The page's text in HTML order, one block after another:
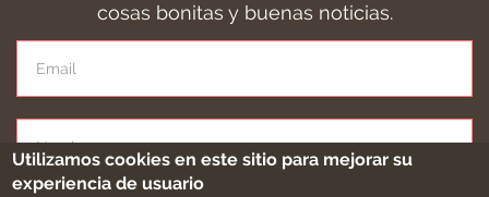
cosas bonitas y buenas noticias.
Utilizamos cookies en este sitio para mejorar su
experiencia de usuario